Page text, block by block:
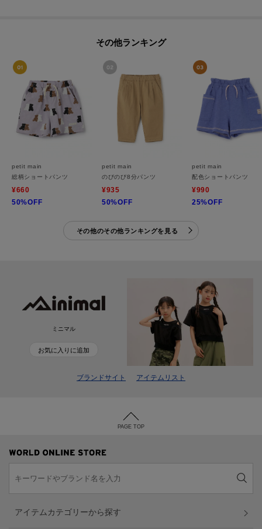
その他ランキング
petit main
総柄ショートパンツ
¥660
50%OFF
petit main
のびのび8分パンツ
¥935
50%OFF
petit main
配色ショートパンツ
¥990
25%OFF
その他のその他ランキングを見る
ミニマル
お気に入りに追加
ブランドサイト アイテムリスト
PAGE TOP
アイテムカテゴリーから探す